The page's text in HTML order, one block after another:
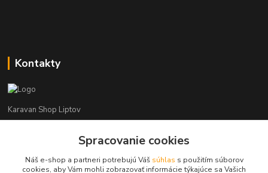
Kontakty
Karavan Shop Liptov
+421 903 626 885Spracovanie cookies
Náš e-shop a partneri potrebujú Váš súhlas s použitím súborov
cookies, aby Vám mohli zobrazovať informácie týkajúce sa Vašich